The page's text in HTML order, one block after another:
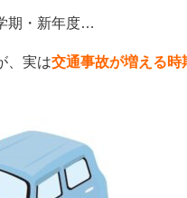
期・新年度…
、実は交通事故が増える時